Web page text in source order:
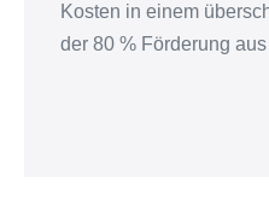
Kosten in einem
der 80 % Förderung